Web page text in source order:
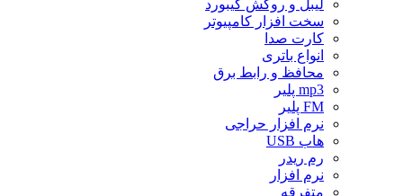
لیبل و روکش کیبورد
سخت افزار کامپیوتر
کارت صدا
انواع باتری
محافظ و رابط برق
mp3 پلیر
FM پلیر
نرم افزار حراجی
هاب USB
رم ریدر
نرم افزار
متفرقه